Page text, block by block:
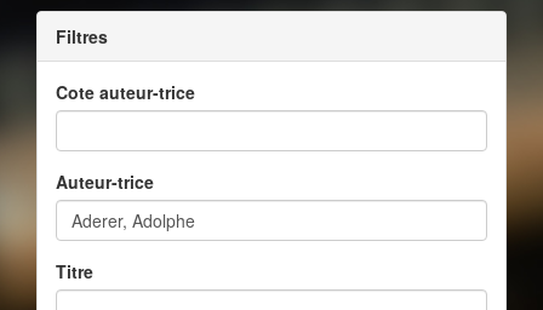
Filtres
Cote auteur-trice
Auteur-trice
Titre